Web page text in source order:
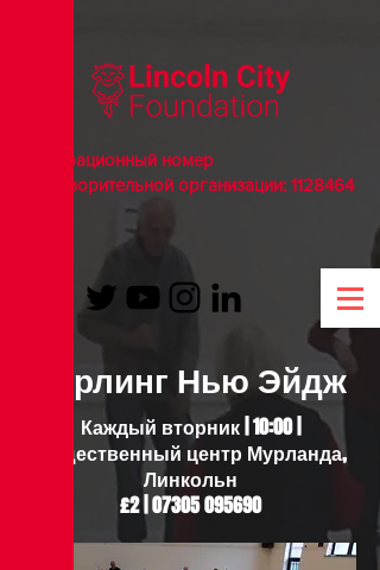
Регистрационный номер
благотворительной организации: 1128464
Керлинг Нью Эйдж
Каждый вторник | 10:00 |
Общественный центр Мурланда,
Линкольн
£2 | 07305 095690